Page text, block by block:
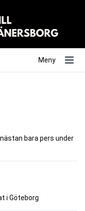
Meny
bara pers under
i Göteborg